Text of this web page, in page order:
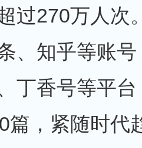
过270万人次
、知乎等账
丁香号等平
篇，紧随时代